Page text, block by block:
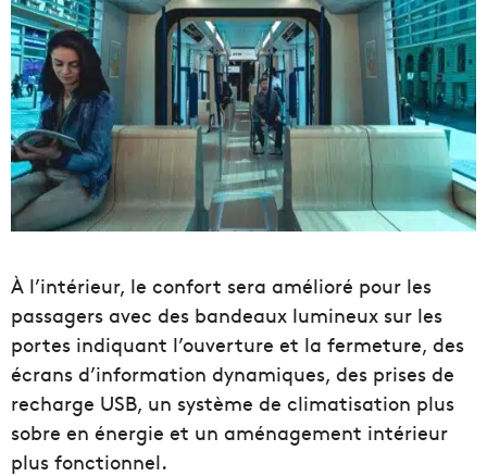
À l’intérieur, le confort sera amélioré pour les
passagers avec des bandeaux lumineux sur les
portes indiquant l’ouverture et la fermeture, des
écrans d’information dynamiques, des prises de
recharge USB, un système de climatisation plus
sobre en énergie et un aménagement intérieur
plus fonctionnel.